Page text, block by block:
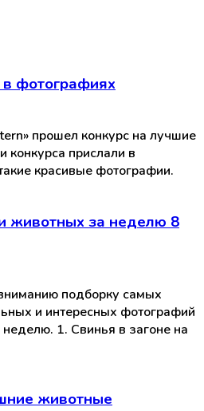
фотографиях
прошел конкурс на лучшие
конкурса прислали в
красивые фотографии.
животных за неделю 8
подборку самых
и интересных фотографий
1. Свинья в загоне на
животные